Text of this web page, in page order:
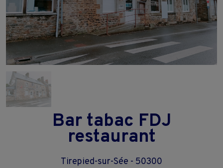
Bar tabac FDJ
restaurant
Tirepied-sur-Sée - 50300